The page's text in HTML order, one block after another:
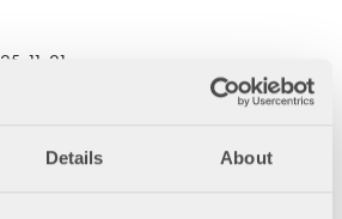
Details About
11-21
i sin helhet: